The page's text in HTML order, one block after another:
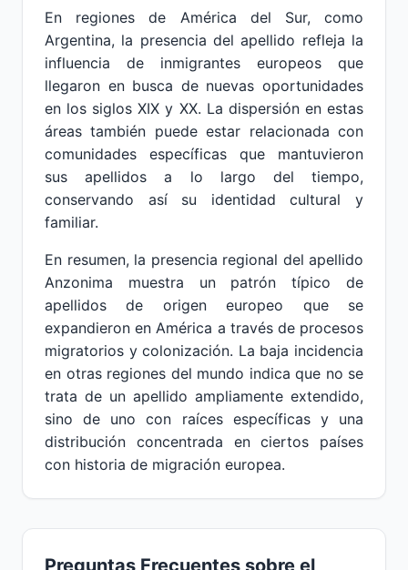
En regiones de América del Sur, como
Argentina, la presencia del apellido refleja la
influencia de inmigrantes europeos que
llegaron en busca de nuevas oportunidades
en los siglos XIX y XX. La dispersión en estas
áreas también puede estar relacionada con
comunidades específicas que mantuvieron
sus apellidos a lo largo del tiempo,
conservando así su identidad cultural y
familiar.
En resumen, la presencia regional del apellido
Anzonima muestra un patrón típico de
apellidos de origen europeo que se
expandieron en América a través de procesos
migratorios y colonización. La baja incidencia
en otras regiones del mundo indica que no se
trata de un apellido ampliamente extendido,
sino de uno con raíces específicas y una
distribución concentrada en ciertos países
con historia de migración europea.
Preguntas Frecuentes sobre el